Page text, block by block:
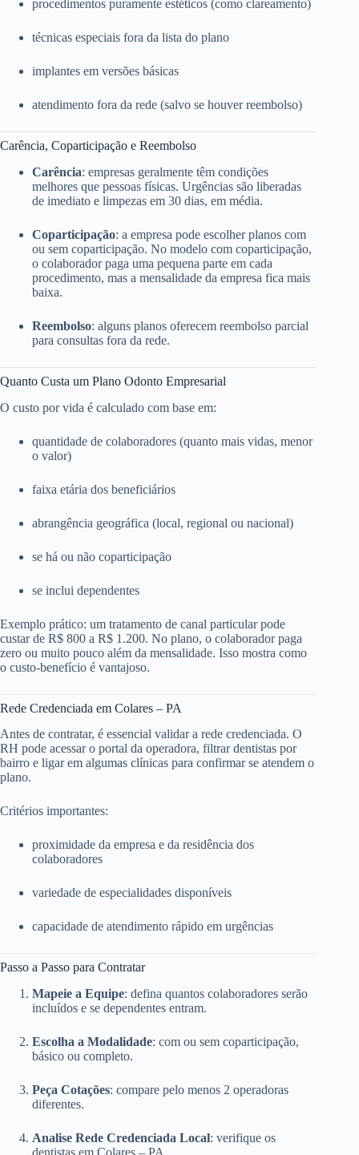
procedimentos puramente estéticos (como clareamento)
técnicas especiais fora da lista do plano
implantes em versões básicas
atendimento fora da rede (salvo se houver reembolso)
Carência, Coparticipação e Reembolso
Carência: empresas geralmente têm condições
melhores que pessoas físicas. Urgências são liberadas
de imediato e limpezas em 30 dias, em média.
Coparticipação: a empresa pode escolher planos com
ou sem coparticipação. No modelo com coparticipação,
o colaborador paga uma pequena parte em cada
procedimento, mas a mensalidade da empresa fica mais
baixa.
Reembolso: alguns planos oferecem reembolso parcial
para consultas fora da rede.
Quanto Custa um Plano Odonto Empresarial
O custo por vida é calculado com base em:
quantidade de colaboradores (quanto mais vidas, menor
o valor)
faixa etária dos beneficiários
abrangência geográfica (local, regional ou nacional)
se há ou não coparticipação
se inclui dependentes
Exemplo prático: um tratamento de canal particular pode
custar de R$ 800 a R$ 1.200. No plano, o colaborador paga
zero ou muito pouco além da mensalidade. Isso mostra como
o custo-benefício é vantajoso.
Rede Credenciada em Colares – PA
Antes de contratar, é essencial validar a rede credenciada. O
RH pode acessar o portal da operadora, filtrar dentistas por
bairro e ligar em algumas clínicas para confirmar se atendem o
plano.
Critérios importantes:
proximidade da empresa e da residência dos
colaboradores
variedade de especialidades disponíveis
capacidade de atendimento rápido em urgências
Passo a Passo para Contratar
Mapeie a Equipe: defina quantos colaboradores serão
incluídos e se dependentes entram.
Escolha a Modalidade: com ou sem coparticipação,
básico ou completo.
Peça Cotações: compare pelo menos 2 operadoras
diferentes.
Analise Rede Credenciada Local: verifique os